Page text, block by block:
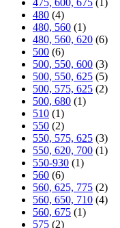
475, 600, 675 (1)
480 (4)
480, 560 (1)
480, 560, 620 (6)
500 (6)
500, 550, 600 (3)
500, 550, 625 (5)
500, 575, 625 (2)
500, 680 (1)
510 (1)
550 (2)
550, 575, 625 (3)
550, 620, 700 (1)
550-930 (1)
560 (6)
560, 625, 775 (2)
560, 650, 710 (4)
560, 675 (1)
575 (2)